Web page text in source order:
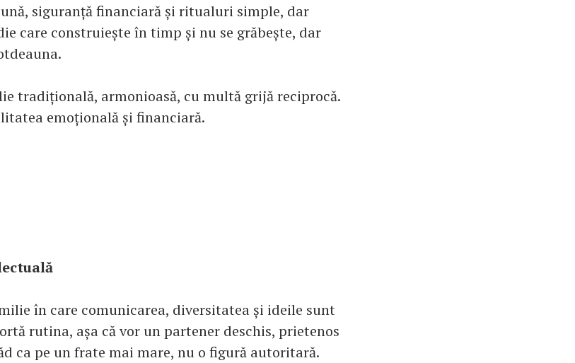
siguranță financiară și ritualuri simple, dar
care construiește în timp și nu se grăbește, dar
tradițională, armonioasă, cu multă grijă reciprocă.
emoțională și financiară.
în care comunicarea, diversitatea și ideile sunt
rutina, așa că vor un partener deschis, prietenos
ca pe un frate mai mare, nu o figură autoritară.